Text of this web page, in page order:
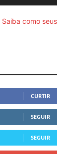
Saiba como seus
CURTIR
SEGUIR
SEGUIR